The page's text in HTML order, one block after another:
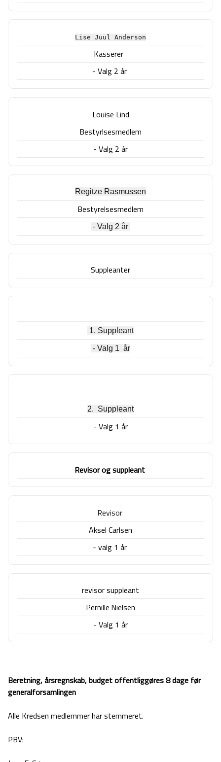
Lise Juul Anderson
Kasserer
- Valg 2 år
Louise Lind
Bestyrlsesmedlem
- Valg 2 år
Regitze Rasmussen
Bestyrelsesmedlem
- Valg 2 år
Suppleanter
1. Suppleant
- Valg 1 år
2. Suppleant
- Valg 1 år
Revisor og suppleant
Revisor
Aksel Carlsen
- valg 1 år
revisor suppleant
Pernille Nielsen
- Valg 1 år
Beretning, årsregnskab, budget offentliggøres 8 dage før
generalforsamlingen
Alle Kredsen medlemmer har stemmeret.
PBV: